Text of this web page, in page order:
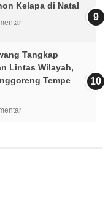
Kelapa di Natal
Tangkap
Lintas Wilayah,
Tempe